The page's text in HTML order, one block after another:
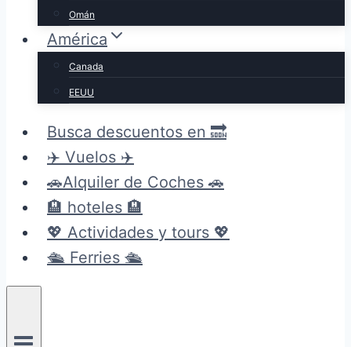
Omán
América
Canada
EEUU
Busca descuentos en 🔜
✈️ Vuelos ✈️
🚗Alquiler de Coches 🚗
🏨 hoteles 🏨
💖 Actividades y tours 💖
🛳️ Ferries 🛳️